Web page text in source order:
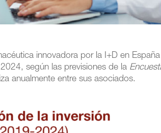
innovadora por la I+D en
según las previsiones de la
anualmente entre sus asociados.